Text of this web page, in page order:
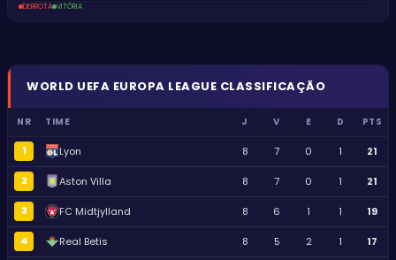
DERROTA VITÓRIA
WORLD UEFA EUROPA LEAGUE CLASSIFICAÇÃO
NR TIME J V E D PTS
1 Lyon 8 7 0 1 21
2 Aston Villa 8 7 0 1 21
3 FC Midtjylland 8 6 1 1 19
4 Real Betis 8 5 2 1 17